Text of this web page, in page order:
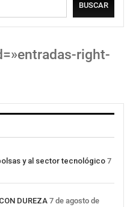
BUSCAR
right-
y al sector tecnológico 7
DUREZA 7 de agosto de